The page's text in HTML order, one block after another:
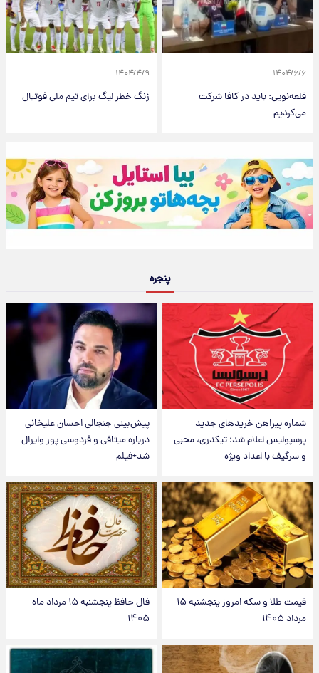
۱۴۰۴/۶/۶
قلعه‌نویی: باید در کافا شرکت
می‌کردیم
۱۴۰۴/۴/۹
زنگ خطر لیگ برای تیم ملی فوتبال
پنجره
شماره پیراهن خریدهای جدید
پرسپولیس اعلام شد؛ تیکدری، محبی
و سرگیف با اعداد ویژه
پیش‌بینی جنجالی احسان علیخانی
درباره میثاقی و فردوسی پور وایرال
شد+فیلم
قیمت طلا و سکه امروز پنجشنبه ۱۵
مرداد ۱۴۰۵
فال حافظ پنجشنبه ۱۵ مرداد ماه
۱۴۰۵